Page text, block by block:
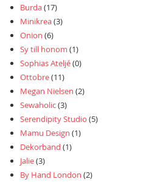
Burda(17)
Minikrea(3)
Onion (6)
Sy till honom (1)
Sophias Ateljé(0)
Ottobre(11)
Megan Nielsen (2)
Sewaholic(3)
Serendipity Studio (5)
Mamu Design (1)
Dekorband (1)
Jalie(3)
By Hand London (2)